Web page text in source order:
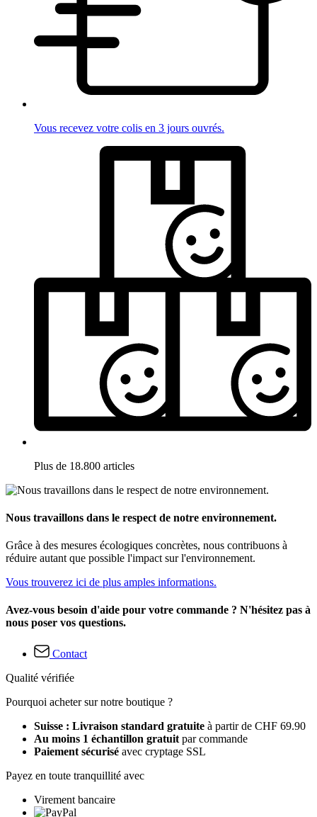
Vous recevez votre colis en 3 jours ouvrés.
Plus de 18.800 articles
Nous travaillons dans le respect de notre environnement.
Grâce à des mesures écologiques concrètes, nous contribuons à
réduire autant que possible l'impact sur l'environnement.
Vous trouverez ici de plus amples informations.
Avez-vous besoin d'aide pour votre commande ? N'hésitez pas à
nous poser vos questions.
Contact
Qualité vérifiée
Pourquoi acheter sur notre boutique ?
Suisse : Livraison standard gratuite à partir de CHF 69.90
Au moins 1 échantillon gratuit par commande
Paiement sécurisé avec cryptage SSL
Payez en toute tranquillité avec
Virement bancaire